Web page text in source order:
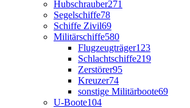
Hubschrauber271
Segelschiffe78
Schiffe Zivil69
Militärschiffe580
Flugzeugträger123
Schlachtschiffe219
Zerstörer95
Kreuzer74
sonstige Militärboote69
U-Boote104